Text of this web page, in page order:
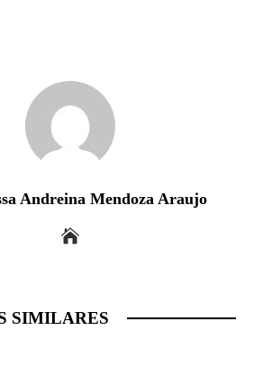
Andreina Mendoza Araujo
SIMILARES